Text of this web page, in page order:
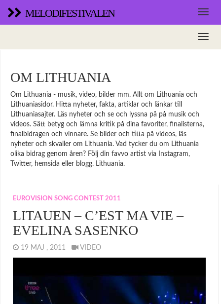
MELODIFESTIVALEN
OM LITHUANIA
Om Lithuania - musik, video, bilder mm. Allt om Lithuania och
Lithuaniasidor. Hitta nyheter, fakta, artiklar och länkar till
Lithuaniasajter. Läs nyheter och se och lyssna på på musik och
videos. Sätt betyg och lämna kritik på dina favoriter, finalisterna,
finalbidragen och vinnare. Se bilder och titta på videos, läs
nyheter och skvaller om Lithuania. Vad tycker du om Lithuania
olika bidrag genom åren? Följ din favvo artist via Instagram,
Twitter, hemsida eller blogg. Lithuania.
EUROVISION SONG CONTEST 2011
LITAUEN – C’EST MA VIE –
EVELINA SASENKO
19 MAJ , 2011 VIDEO